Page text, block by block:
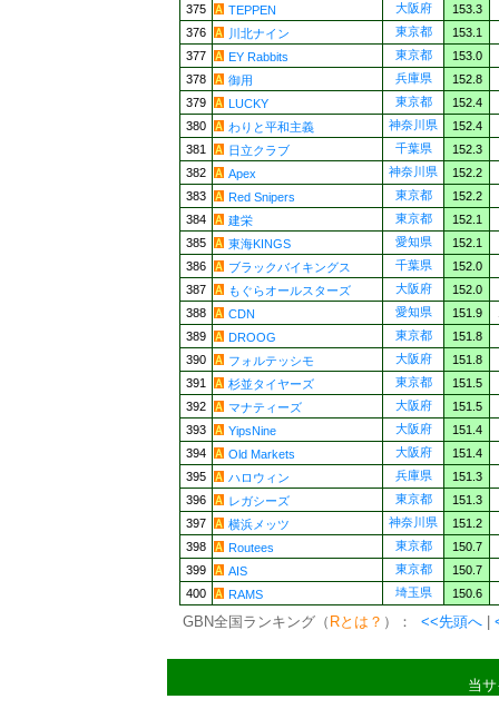
375
TEPPEN 大阪府
153.3
376
川北ナイン 東京都
153.1
377
EY Rabbits 東京都
153.0
378
御用 兵庫県
152.8
379
LUCKY 東京都
152.4
380
わりと平和主義 神奈川県
152.4
381
日立クラブ 千葉県
152.3
382
Apex 神奈川県
152.2
383
Red Snipers 東京都
152.2
384
建栄 東京都
152.1
385
東海KINGS 愛知県
152.1
386
ブラックバイキングス 千葉県
152.0
387
もぐらオールスターズ 大阪府
152.0
388
CDN 愛知県 151.9
389
DROOG 東京都
151.8
390
フォルテッシモ 大阪府
151.8
391
杉並タイヤーズ 東京都
151.5
392
マナティーズ 大阪府
151.5
393
YipsNine 大阪府
151.4
394
Old Markets 大阪府
151.4
395
ハロウィン 兵庫県
151.3
396
レガシーズ 東京都
151.3
397
横浜メッツ 神奈川県
151.2
398
Routees 東京都
150.7
399
AIS 東京都
150.7
400
RAMS 埼玉県 150.6
GBN全国ランキング（ Rとは？ ）： <<先頭へ
当